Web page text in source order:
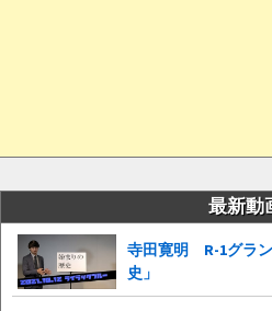
最新動
寺田寛明 R-1グラ
史」